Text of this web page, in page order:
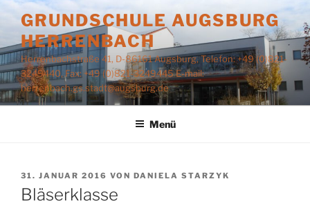
Zum
Inhalt
springen
GRUNDSCHULE AUGSBURG
HERRENBACH
Herrenbachstraße 41, D-86161 Augsburg, Telefon: +49 (0)821-
3249440, Fax: +49 (0)821-3249445 E-mail:
herrenbach.gs.stadt@augsburg.de
Menü
VERÖFFENTLICHT
AM
31. JANUAR 2016 VON DANIELA STARZYK
Bläserklasse